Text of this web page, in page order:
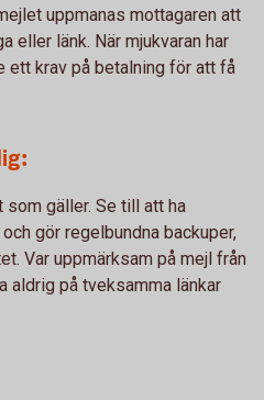
uppmanas mottagaren att
eller länk. När mjukvaran har
ett krav på betalning för att få
som gäller. Se till att ha
gör regelbundna backuper,
Var uppmärksam på mejl från
aldrig på tveksamma länkar